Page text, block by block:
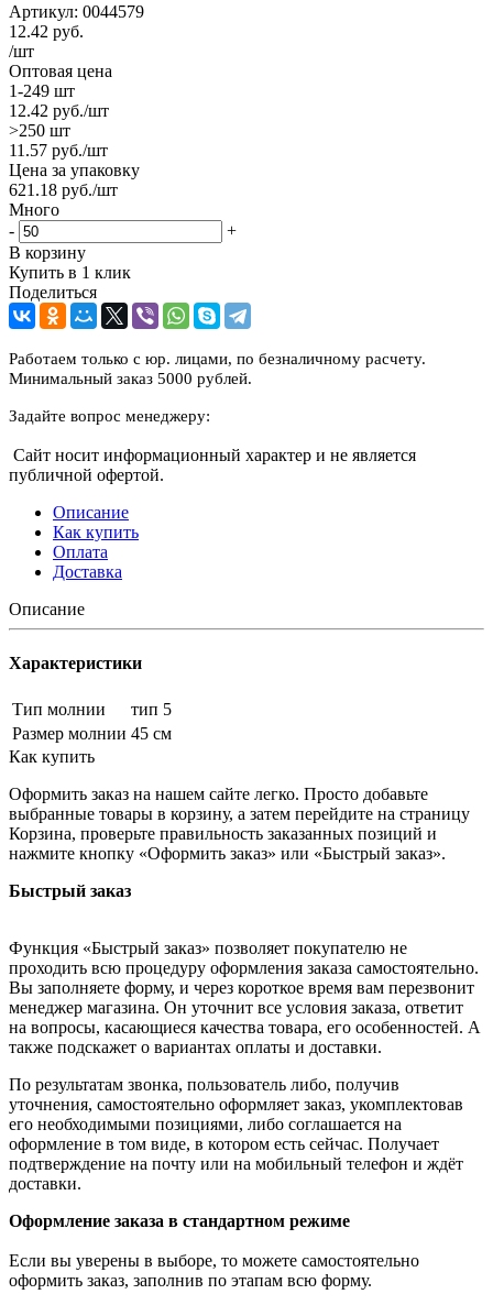
Артикул: 0044579
12.42 руб.
/шт
Оптовая цена
1-249 шт
12.42 руб./шт
>250 шт
11.57 руб./шт
Цена за упаковку
621.18 руб./шт
Много
-
+
В корзину
Купить в 1 клик
Поделиться
Работаем только с юр. лицами, по безналичному расчету.
Минимальный заказ 5000 рублей.
Задайте вопрос менеджеру:
Сайт носит информационный характер и не является
публичной офертой.
Описание
Как купить
Оплата
Доставка
Описание
Характеристики
Тип молнии
тип 5
Размер молнии 45 см
Как купить
Оформить заказ на нашем сайте легко. Просто добавьте
выбранные товары в корзину, а затем перейдите на страницу
Корзина, проверьте правильность заказанных позиций и
нажмите кнопку «Оформить заказ» или «Быстрый заказ».
Быстрый заказ
Функция «Быстрый заказ» позволяет покупателю не
проходить всю процедуру оформления заказа самостоятельно.
Вы заполняете форму, и через короткое время вам перезвонит
менеджер магазина. Он уточнит все условия заказа, ответит
на вопросы, касающиеся качества товара, его особенностей. А
также подскажет о вариантах оплаты и доставки.
По результатам звонка, пользователь либо, получив
уточнения, самостоятельно оформляет заказ, укомплектовав
его необходимыми позициями, либо соглашается на
оформление в том виде, в котором есть сейчас. Получает
подтверждение на почту или на мобильный телефон и ждёт
доставки.
Оформление заказа в стандартном режиме
Если вы уверены в выборе, то можете самостоятельно
оформить заказ, заполнив по этапам всю форму.